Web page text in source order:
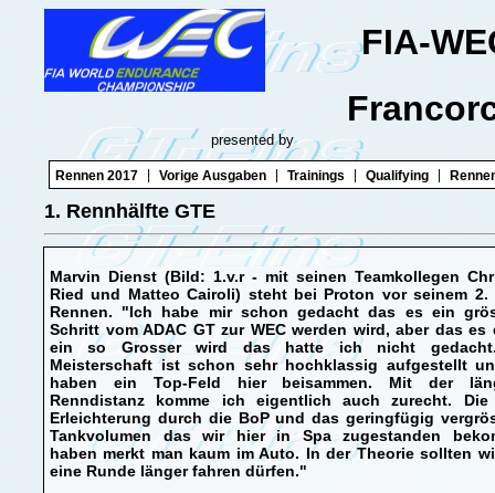
FIA-
presented by
Rennen 2017 Vorige Ausgaben Trainings Qualifying
1. Rennhälfte GTE
Marvin Dienst (Bild: 1.v.r - mit seinen Teamkollegen
Ried und Matteo Cairoli) steht bei Proton vor seinem 2.
Rennen. "Ich habe mir schon gedacht das es ein
Schritt vom ADAC GT zur WEC werden wird, aber das es
ein so Grosser wird das hatte ich nicht
Meisterschaft ist schon sehr hochklassig aufgestellt
haben ein Top-Feld hier beisammen. Mit der
Renndistanz komme ich eigentlich auch zurecht. Die
Erleichterung durch die BoP und das geringfügig
Tankvolumen das wir hier in Spa zugestanden
haben merkt man kaum im Auto. In der Theorie sollten
eine Runde länger fahren dürfen."